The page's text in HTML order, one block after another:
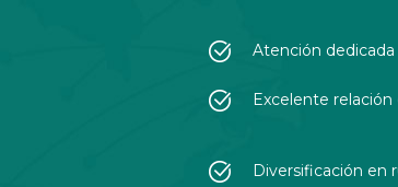
Atención dedicada
Excelente
Diversificación en